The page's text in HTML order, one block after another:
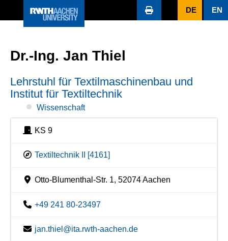
DE EN
Dr.-Ing. Jan Thiel
Lehrstuhl für Textilmaschinenbau und
Institut für Textiltechnik
Wissenschaft
KS 9
Textiltechnik II [4161]
Otto-Blumenthal-Str. 1, 52074 Aachen
+49 241 80-23497
jan.thiel@ita.rwth-aachen.de